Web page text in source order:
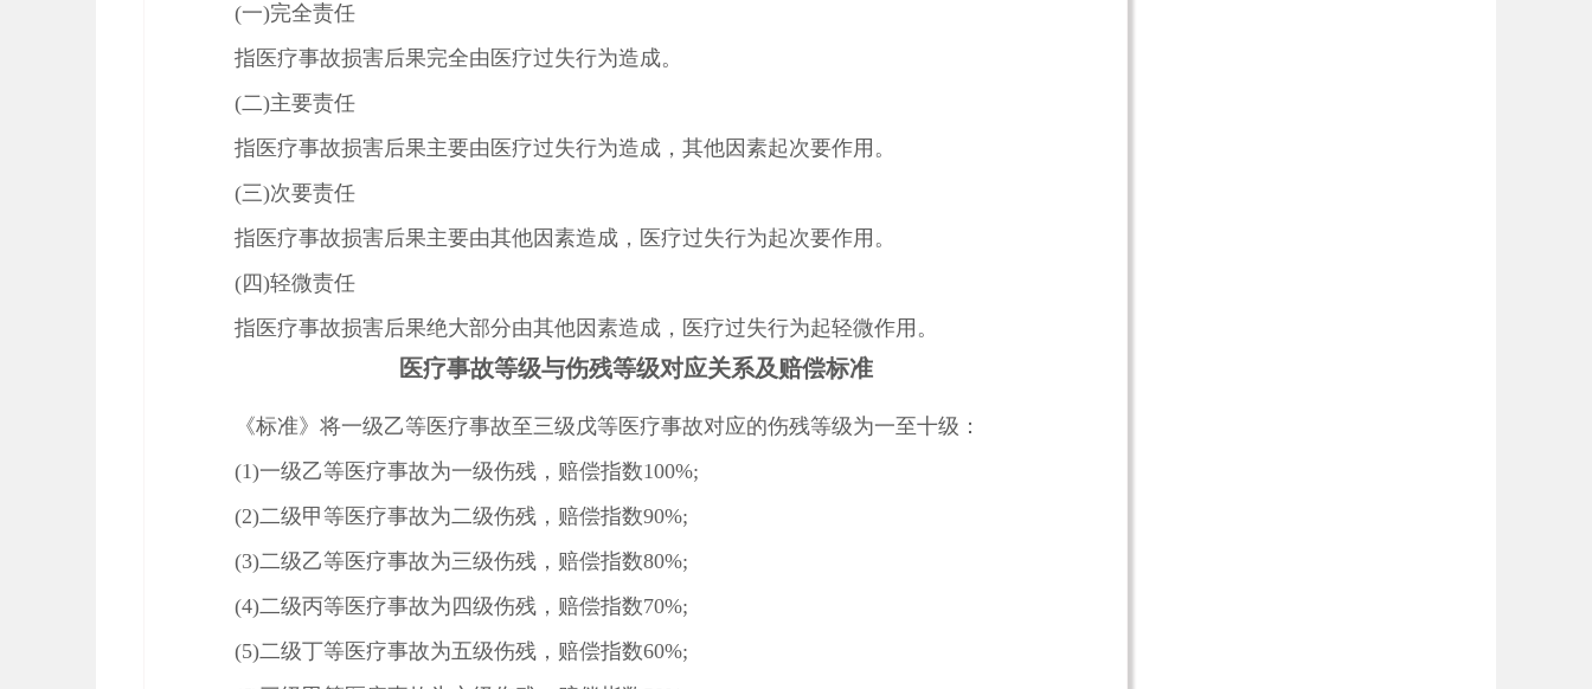
(一)完全责任
指医疗事故损害后果完全由医疗过失行为造成。
(二)主要责任
指医疗事故损害后果主要由医疗过失行为造成，其他因素起次要作用。
(三)次要责任
指医疗事故损害后果主要由其他因素造成，医疗过失行为起次要作用。
(四)轻微责任
指医疗事故损害后果绝大部分由其他因素造成，医疗过失行为起轻微作用。
医疗事故等级与伤残等级对应关系及赔偿标准
《标准》将一级乙等医疗事故至三级戊等医疗事故对应的伤残等级为一至十级：
(1)一级乙等医疗事故为一级伤残，赔偿指数100%;
(2)二级甲等医疗事故为二级伤残，赔偿指数90%;
(3)二级乙等医疗事故为三级伤残，赔偿指数80%;
(4)二级丙等医疗事故为四级伤残，赔偿指数70%;
(5)二级丁等医疗事故为五级伤残，赔偿指数60%;